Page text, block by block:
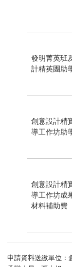
發明菁英班
計精英團助
創意設計精
導工作坊助
創意設計精
導工作坊成
材料補助費
申請資料送繳單位：